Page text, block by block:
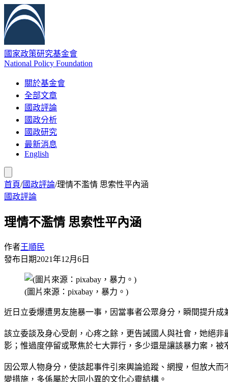
國家政策研究基金會
National Policy Foundation
關於基金會
全部文章
國政評論
國政分析
國政研究
最新消息
English
首頁/國政評論/理情不濫情 思索性平內涵
國政評論
理情不濫情 思索性平內涵
作者王順民
發布日期2021年12月6日
(圖片來源：pixabay，暴力。)
近日立委爆遭男友施暴一事，因當事者公眾身分，瞬間提升成
該立委談及身心受創，心疼之餘，更告誡國人與社會，她絕
影；惟過度停留或聚焦於七大罪行，多少還是讓該暴力案，
因公眾人物身分，使該起事件引來輿論追蹤、網搜，但放大
變措施，多係屬於大同小異的文化心靈結構。